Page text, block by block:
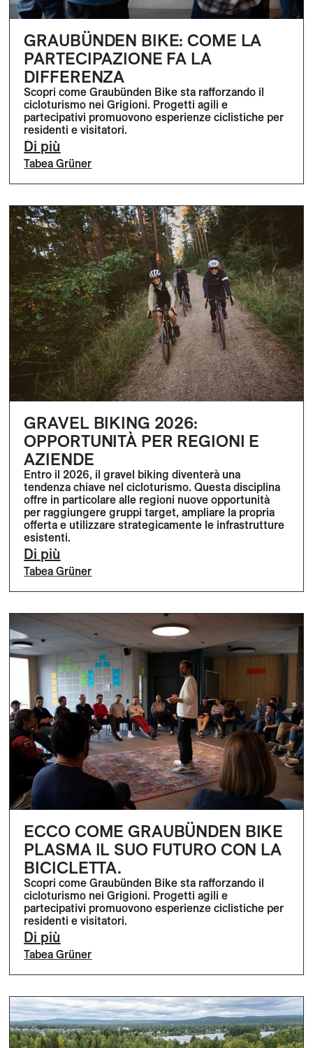
GRAUBÜNDEN BIKE: COME LA
PARTECIPAZIONE FA LA
DIFFERENZA
Scopri come Graubünden Bike sta rafforzando il
cicloturismo nei Grigioni. Progetti agili e
partecipativi promuovono esperienze ciclistiche per
residenti e visitatori.
Di più
Tabea Grüner
GRAVEL BIKING 2026:
OPPORTUNITÀ PER REGIONI E
AZIENDE
Entro il 2026, il gravel biking diventerà una
tendenza chiave nel cicloturismo. Questa disciplina
offre in particolare alle regioni nuove opportunità
per raggiungere gruppi target, ampliare la propria
offerta e utilizzare strategicamente le infrastrutture
esistenti.
Di più
Tabea Grüner
ECCO COME GRAUBÜNDEN BIKE
PLASMA IL SUO FUTURO CON LA
BICICLETTA.
Scopri come Graubünden Bike sta rafforzando il
cicloturismo nei Grigioni. Progetti agili e
partecipativi promuovono esperienze ciclistiche per
residenti e visitatori.
Di più
Tabea Grüner